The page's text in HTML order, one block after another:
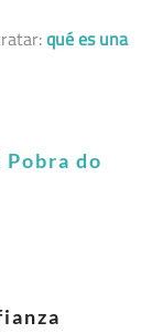
qué es una
Pobra do